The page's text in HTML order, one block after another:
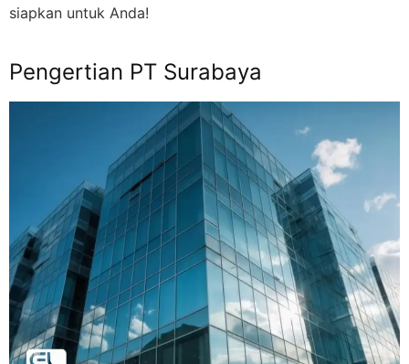
siapkan untuk Anda!
Pengertian PT Surabaya